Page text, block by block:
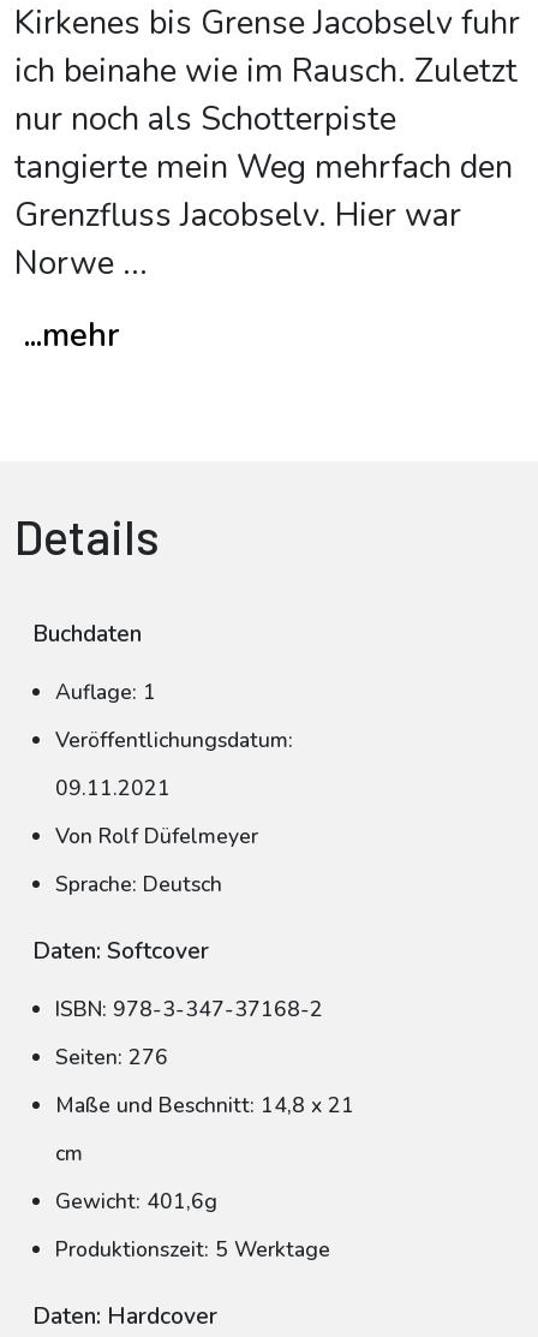
Kirkenes bis Grense Jacobselv fuhr
ich beinahe wie im Rausch. Zuletzt
nur noch als Schotterpiste
tangierte mein Weg mehrfach den
Grenzfluss Jacobselv. Hier war
Norwe ...
...mehr
Details
Buchdaten
Auflage: 1
Veröffentlichungsdatum:
09.11.2021
Von Rolf Düfelmeyer
Sprache: Deutsch
Daten: Softcover
ISBN: 978-3-347-37168-2
Seiten: 276
Maße und Beschnitt: 14,8 x 21
cm
Gewicht: 401,6g
Produktionszeit: 5 Werktage
Daten: Hardcover